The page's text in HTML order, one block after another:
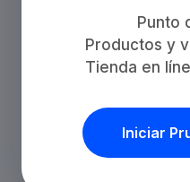
Punto
Productos y
Tienda en
Iniciar